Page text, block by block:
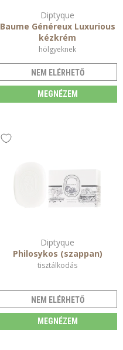
Diptyque
Baume Généreux Luxurious
kézkrém
hölgyeknek
NEM ELÉRHETŐ
MEGNÉZEM
Diptyque
Philosykos (szappan)
tisztálkodás
NEM ELÉRHETŐ
MEGNÉZEM